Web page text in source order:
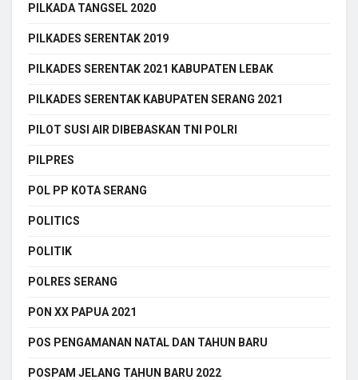
PILKADA TANGSEL 2020
PILKADES SERENTAK 2019
PILKADES SERENTAK 2021 KABUPATEN LEBAK
PILKADES SERENTAK KABUPATEN SERANG 2021
PILOT SUSI AIR DIBEBASKAN TNI POLRI
PILPRES
POL PP KOTA SERANG
POLITICS
POLITIK
POLRES SERANG
PON XX PAPUA 2021
POS PENGAMANAN NATAL DAN TAHUN BARU
POSPAM JELANG TAHUN BARU 2022